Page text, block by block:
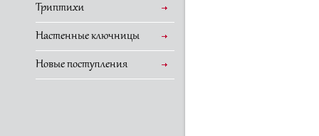
Триптихи
Настенные ключницы
Новые поступления